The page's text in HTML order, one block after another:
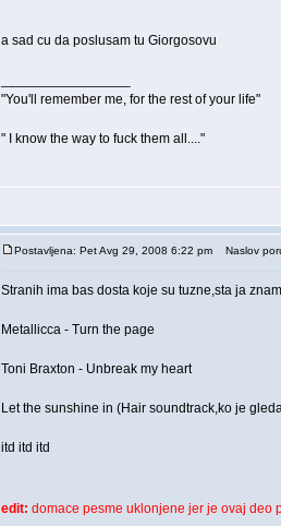
a sad cu da poslusam tu Giorgosovu
"You'll remember me, for the rest of your life"
" I know the way to fuck them all...."
Postavljena: Pet Avg 29, 2008 6:22 pm Naslov
Stranih ima bas dosta koje su tuzne,sta ja
Metallicca - Turn the page
Toni Braxton - Unbreak my heart
Let the sunshine in (Hair soundtrack,ko je
itd itd itd
edit: domace pesme uklonjene jer je ovaj deo